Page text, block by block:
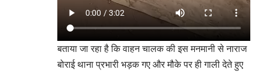
बताया जा रहा है कि वाहन चालक की इस मनमानी से नाराज
बोराई थाना प्रभारी भड़क गए और मौके पर ही गाली देते हुए